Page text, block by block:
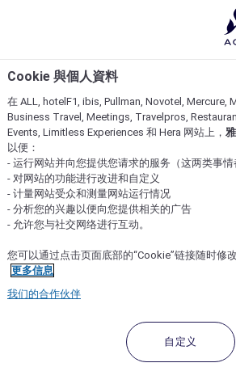
Cookie 與個人資料
在 ALL, hotelF1, ibis, Pullman, Novotel, Mercure,
Business Travel, Meetings, Travelpros,
Events, Limitless Experiences 和 Hera 网站上，
以便：
- 运行网站并向您提供您请求的服务（这两类事情
- 对网站的功能进行改进和自定义
- 计量网站受众和测量网站运行情况
- 分析您的兴趣以便向您提供相关的广告
- 允许您与社交网络进行互动。
您可以通过点击页面底部的“Cookie”链接随时修
更多信息
我们的合作伙伴
自定义